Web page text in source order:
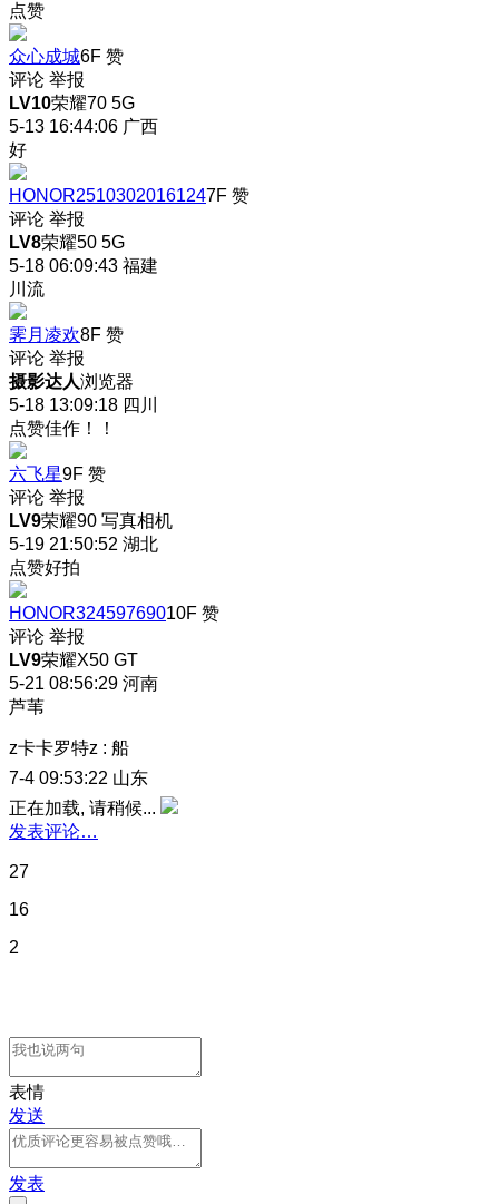
点赞
众心成城6F 赞
评论 举报
LV10荣耀70 5G
5-13 16:44:06 广西
好
HONOR25103020161247F 赞
评论 举报
LV8荣耀50 5G
5-18 06:09:43 福建
川流
霁月凌欢8F 赞
评论 举报
摄影达人浏览器
5-18 13:09:18 四川
点赞佳作！！
六飞星9F 赞
评论 举报
LV9荣耀90 写真相机
5-19 21:50:52 湖北
点赞好拍
HONOR32459769010F 赞
评论 举报
LV9荣耀X50 GT
5-21 08:56:29 河南
芦苇
z卡卡罗特z : 船
7-4 09:53:22 山东
正在加载, 请稍候...
发表评论…
27
16
2
表情
发送
发表